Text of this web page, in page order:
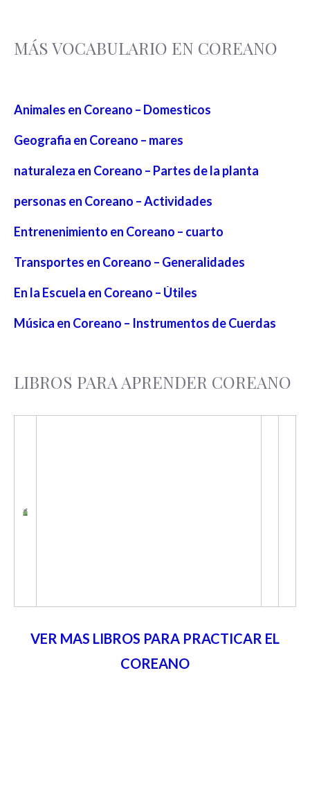
MÁS VOCABULARIO EN COREANO
Animales en Coreano – Domesticos
Geografia en Coreano – mares
naturaleza en Coreano – Partes de la planta
personas en Coreano – Actividades
Entrenenimiento en Coreano – cuarto
Transportes en Coreano – Generalidades
En la Escuela en Coreano – Útiles
Música en Coreano – Instrumentos de Cuerdas
LIBROS PARA APRENDER COREANO
VER MAS LIBROS PARA PRACTICAR EL
COREANO